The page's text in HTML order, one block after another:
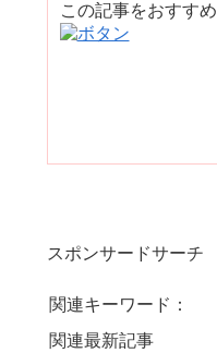
この記事をおすすめ
スポンサードサーチ
関連キーワード：
関連最新記事